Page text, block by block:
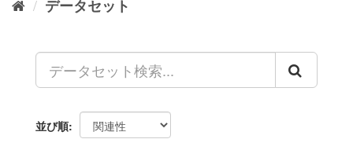
データセット
並び順